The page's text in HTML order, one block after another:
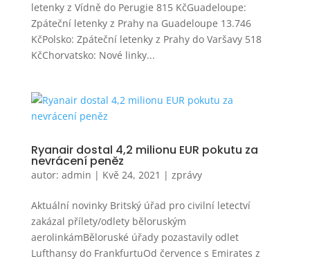
letenky z Vídně do Perugie 815 KčGuadeloupe:
Zpáteční letenky z Prahy na Guadeloupe 13.746
KčPolsko: Zpáteční letenky z Prahy do Varšavy 518
KčChorvatsko: Nové linky...
Ryanair dostal 4,2 milionu EUR pokutu za
nevrácení peněz
autor: admin | Kvě 24, 2021 | zprávy
Aktuální novinky Britský úřad pro civilní letectví
zakázal přílety/odlety běloruským
aerolinkámBěloruské úřady pozastavily odlet
Lufthansy do FrankfurtuOd července s Emirates z